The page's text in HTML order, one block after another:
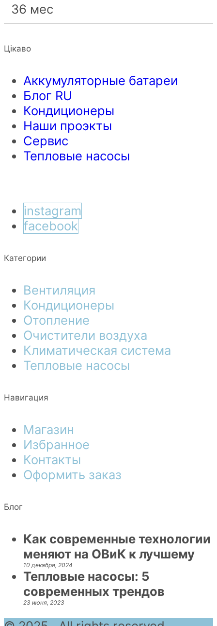
36 мес
Цікаво
Аккумуляторные батареи
Блог RU
Кондиционеры
Наши проэкты
Сервис
Тепловые насосы
instagram
facebook
Категории
Вентиляция
Кондиционеры
Отопление
Очистители воздуха
Климатическая система
Тепловые насосы
Навигация
Магазин
Избранное
Контакты
Оформить заказ
Блог
Как современные технологии
меняют на ОВиК к лучшему
10 декабря, 2024
Тепловые насосы: 5
современных трендов
23 июня, 2023